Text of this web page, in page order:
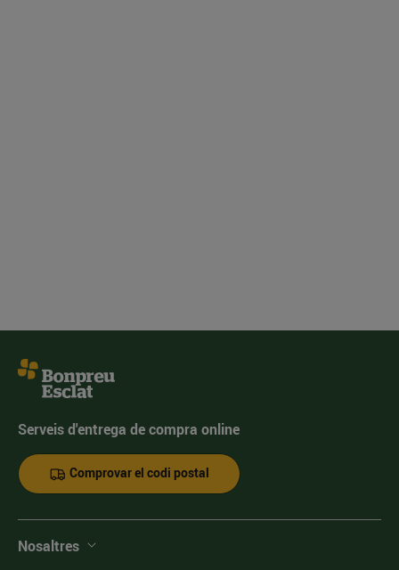
Serveis d'entrega de compra online
Comprovar el codi postal
Nosaltres